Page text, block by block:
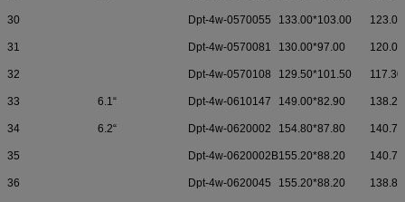
30 Dpt-4w-0570055 133.00*103.00
31 Dpt-4w-0570081 130.00*97.00
32 Dpt-4w-0570108 129.50*101.50
33 6.1“ Dpt-4w-0610147 149.00*82.90
34 6.2“ Dpt-4w-0620002 154.80*87.80
35 Dpt-4w-0620002B155.20*88.20
36 Dpt-4w-0620045 155.20*88.20